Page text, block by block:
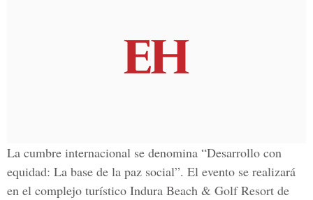
La cumbre internacional se denomina “Desarrollo con
equidad: La base de la paz social”. El evento se realizará
en el complejo turístico Indura Beach & Golf Resort de